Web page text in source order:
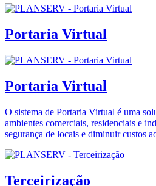
Portaria Virtual
Portaria Virtual
O sistema de Portaria Virtual é uma
ambientes comerciais, residenciais e
segurança de locais e diminuir custos
Terceirização